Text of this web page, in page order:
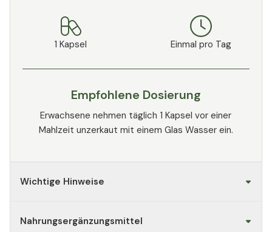
1 Kapsel Einmal pro Tag
Empfohlene Dosierung
Erwachsene nehmen täglich 1 Kapsel vor einer
Mahlzeit unzerkaut mit einem Glas Wasser ein.
Wichtige Hinweise
Nahrungsergänzungsmittel